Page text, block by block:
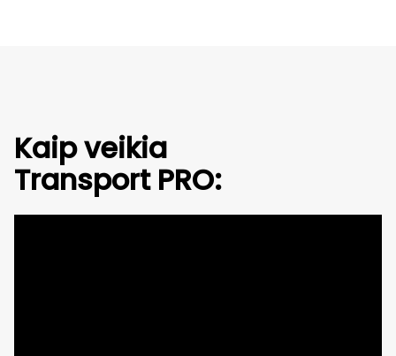
Kaip veikia
Transport PRO: